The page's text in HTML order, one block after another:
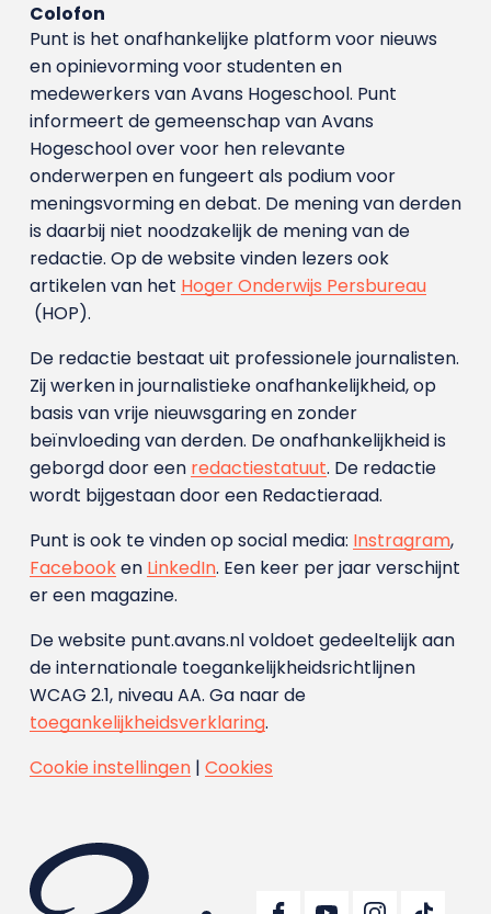
Colofon
Punt is het onafhankelijke platform voor nieuws
en opinievorming voor studenten en
medewerkers van Avans Hoge­school. Punt
informeert de gemeenschap van Avans
Hogeschool over voor hen relevante
onderwerpen en fungeert als podium voor
meningsvorming en debat. De mening van derden
is daarbij niet noodzakelijk de mening van de
redactie. Op de website vinden lezers ook
artikelen van het Hoger Onderwijs Persbureau
(HOP).
De redactie bestaat uit professionele journalisten.
Zij werken in journalistieke onafhankelijkheid, op
basis van vrije nieuwsgaring en zonder
beïnvloeding van derden. De onafhankelijkheid is
geborgd door een redactiestatuut. De redactie
wordt bijgestaan door een Redactieraad.
Punt is ook te vinden op social media: Instragram,
Facebooken LinkedIn. Een keer per jaar verschijnt
er een magazine.
De website punt.avans.nl voldoet gedeeltelijk aan
de internationale toegankelijkheidsrichtlijnen
WCAG 2.1, niveau AA. Ga naar de
toegankelijkheidsverklaring.
Cookie instellingen| Cookies